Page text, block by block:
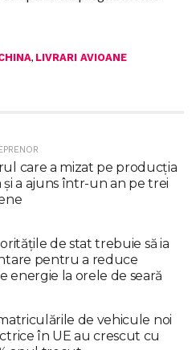
, LIVRARI AVIOANE
care a mizat pe producția
și a ajuns într-un an pe trei
de stat trebuie să ia
pentru a reduce
energie la orele de seară
de vehicule noi
în UE au crescut cu